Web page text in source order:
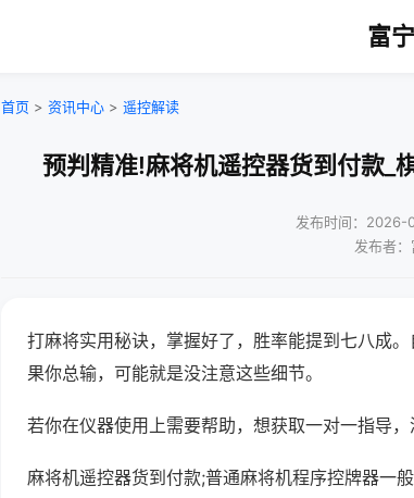
富
首页 > 资讯中心 > 遥控解读
预判精准!麻将机遥控器货到付款_
发布时间：2026-
发布者
打麻将实用秘诀，掌握好了，胜率能提到七八成
果你总输，可能就是没注意这些细节。
若你在仪器使用上需要帮助，想获取一对一指导
麻将机遥控器货到付款;普通麻将机程序控牌器一